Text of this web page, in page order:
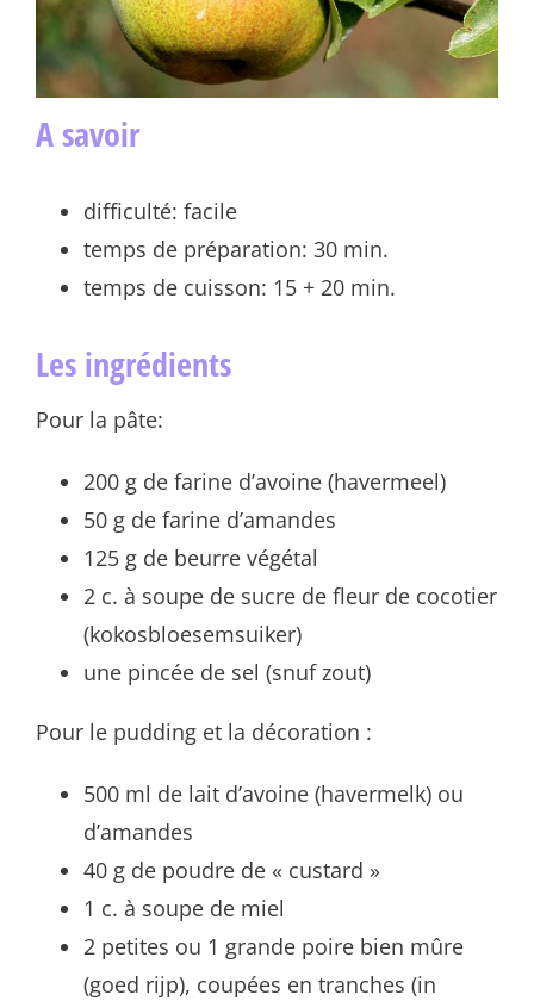
A savoir
difficulté: facile
temps de préparation: 30 min.
temps de cuisson: 15 + 20 min.
Les ingrédients
Pour la pâte:
200 g de farine d’avoine (havermeel)
50 g de farine d’amandes
125 g de beurre végétal
2 c. à soupe de sucre de fleur de cocotier
(kokosbloesemsuiker)
une pincée de sel (snuf zout)
Pour le pudding et la décoration :
500 ml de lait d’avoine (havermelk) ou
d’amandes
40 g de poudre de « custard »
1 c. à soupe de miel
2 petites ou 1 grande poire bien mûre
(goed rijp), coupées en tranches (in